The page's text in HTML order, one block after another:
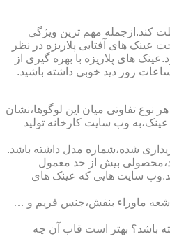
کند.ازجمله مهم ترین ویژگی
ویژگی ها در ساخت عینک های آفتابی پلاریزه در نظر
های پلاریزه با بهره گیری از
روز دید خوبی داشته باشید.
نوع تفاوتی میان این لوگوها،نشان
وب سایت کارخانه تولید
شده،شماره مدل داشته باشد.
بیش از حد معمول
سایت هایی که عینک های
اشعه ماوراء بنفش،جنس فریم و …
باشد؟ بهتر است قاب آن چه